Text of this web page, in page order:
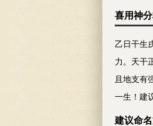
喜用神
乙日干生
力。天干
且地支有
一生！建
建议命